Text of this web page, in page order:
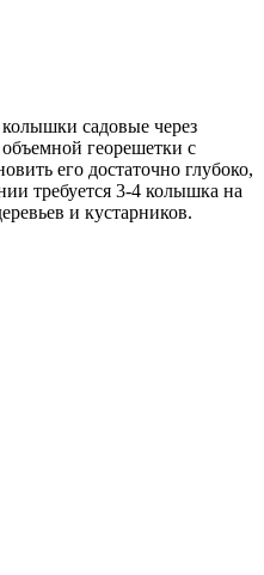
садовые через
георешетки с
его достаточно глубоко,
требуется 3-4 колышка на
и кустарников.